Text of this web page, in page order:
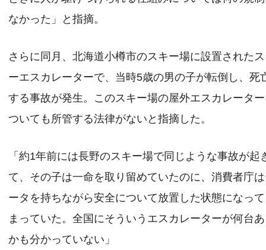
なかった」と指摘。
さらに同月、北海道小樽市のスキー場に設置された
ーエスカレーターで、当時5歳の男の子が転倒し、死
する事故が発生。このスキー場の屋外エスカレータ
ついても所管する法律がないと指摘した。
「約1年前には長野のスキー場で同じような事故が起
て、その子は一命を取り留めていたのに、消費者庁
ータを持ちながら安全について放置した状態になっ
まっていた。全国にそういうエスカレーターが何台
かも分かっていない」